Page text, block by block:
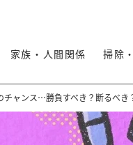
家族・人間関係 掃除
チャンス…勝負すべき？断るべき